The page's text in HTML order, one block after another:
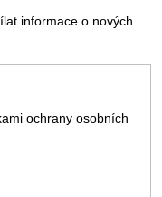
informace o nových
ochrany osobních